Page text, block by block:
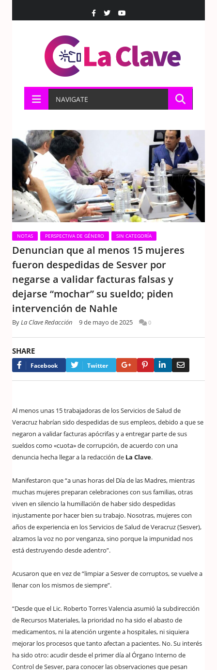
NAVIGATE
NOTAS PERSPECTIVA DE GÉNERO SIN CATEGORÍA
Denuncian que al menos 15 mujeres
fueron despedidas de Sesver por
negarse a validar facturas falsas y
dejarse “mochar” su sueldo; piden
intervención de Nahle
ByLa Clave Redacción 9 de mayo de 2025 0
SHARE
Facebook Twitter Google+PinterestLinkedIn
Al menos unas 15 trabajadoras de los Servicios de Salud de
Veracruz habrían sido despedidas de sus empleos, debido a que se
negaron a validar facturas apócrifas y a entregar parte de sus
sueldos como «cuota» de corrupción, de acuerdo con una
denuncia hecha llegar a la redacción de La Clave.
Manifestaron que “a unas horas del Día de las Madres, mientras
muchas mujeres preparan celebraciones con sus familias, otras
viven en silencio la humillación de haber sido despedidas
injustamente por hacer bien su trabajo. Nosotras, mujeres con
años de experiencia en los Servicios de Salud de Veracruz (Sesver),
alzamos la voz no por venganza, sino porque la impunidad nos
está destruyendo desde adentro”.
Acusaron que en vez de “limpiar a Sesver de corruptos, se vuelve a
llenar con los mismos de siempre”.
“Desde que el Lic. Roberto Torres Valencia asumió la subdirección
de Recursos Materiales, la prioridad no ha sido el abasto de
medicamentos, ni la atención urgente a hospitales, ni siquiera
mejorar los procesos que tanto afectan a pacientes. No. Su interés
ha sido otro: acudir desde el primer día al Órgano Interno de
Control de Sesver, para conocer las observaciones que pesan